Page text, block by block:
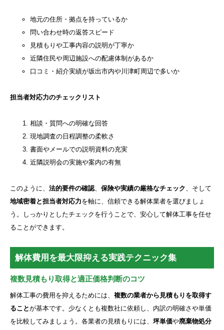
地元の住所・拠点を持っているか
問い合わせ時の返答スピード
見積もりや工事内容の説明が丁寧か
近隣住民や周辺施設への配慮体制があるか
口コミ・紹介実績が坂出市内や川津町周辺で多いか
担当者対応力のチェックリスト
相談・質問への明確な回答
現地調査の日程調整の柔軟さ
書面やメールでの説明資料の充実
近隣説明会の実施や案内の有無
このように、 法的要件の確認、 保険や実績の厳格なチェック、そして
地域密着と担当者対応力を軸に、信頼できる解体業者を選びましょ
う。しっかりとしたチェックを行うことで、安心して解体工事を任せ
ることができます。
解体費用を最大限抑える実践テクニック集
複数見積もり取得と適正価格判断のコツ
解体工事の費用を抑えるためには、 複数の業者から見積もりを取得す
ることが基本です。少なくとも複数社に依頼し、内訳の明確さや単価
を比較してみましょう。各業者の見積もりには、 坪単価や廃棄物処分